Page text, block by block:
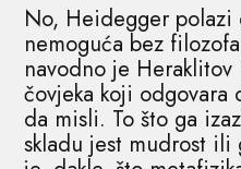
No, Heidegger
nemoguća bez
navodno je
čovjeka koji odgovara
da misli. To što ga
skladu jest mudrost